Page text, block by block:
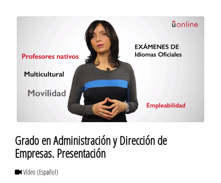
Grado en Administración y Dirección de
Empresas. Presentación
Vídeo(Español)